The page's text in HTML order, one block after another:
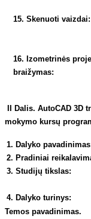
15. Skenuoti vaizdai:
16. Izometrinės
braižymas:
II Dalis. AutoCAD 3D
mokymo kursų
1. Dalyko
2. Pradiniai
3. Studijų tikslas:
4. Dalyko turinys:
Temos pavadinimas.